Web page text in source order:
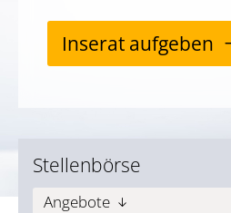
Inserat aufgeben
Stellenbörse
Angebote